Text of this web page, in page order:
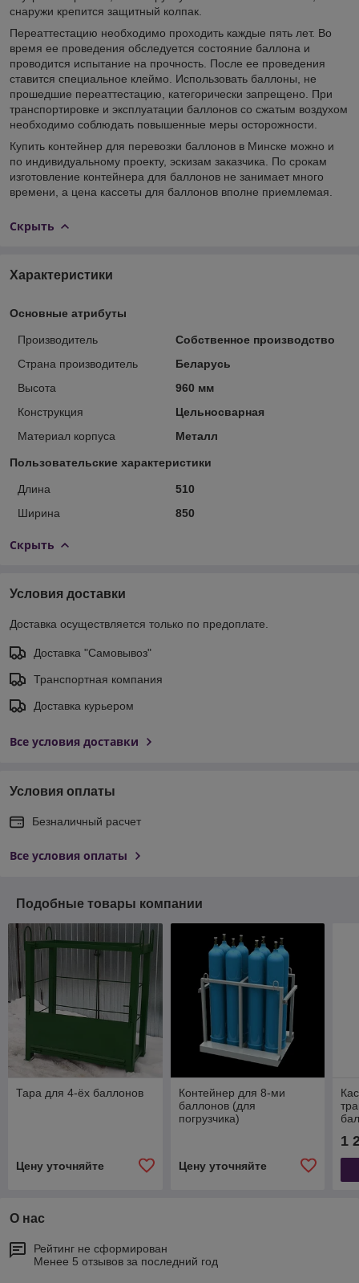
снаружи крепится защитный колпак.
Переаттестацию необходимо проходить каждые пять лет. Во
время ее проведения обследуется состояние баллона и
проводится испытание на прочность. После ее проведения
ставится специальное клеймо. Использовать баллоны, не
прошедшие переаттестацию, категорически запрещено. При
транспортировке и эксплуатации баллонов со сжатым воздухом
необходимо соблюдать повышенные меры осторожности.
Купить контейнер для перевозки баллонов в Минске можно и
по индивидуальному проекту, эскизам заказчика. По срокам
изготовление контейнера для баллонов не занимает много
времени, а цена кассеты для баллонов вполне приемлемая.
Скрыть
Характеристики
Основные атрибуты
Производитель
Собственное производство
Страна производитель
Беларусь
Высота
960 мм
Конструкция
Цельносварная
Материал корпуса
Металл
Пользовательские характеристики
Длина
510
Ширина
850
Скрыть
Условия доставки
Доставка осуществляется только по предоплате.
Доставка "Самовывоз"
Транспортная компания
Доставка курьером
Все условия доставки
Условия оплаты
Безналичный расчет
Все условия оплаты
Подобные товары компании
Тара для 4-ёх баллонов
Цену уточняйте
Контейнер для 8-ми
баллонов (для
погрузчика)
Цену уточняйте
1
О нас
Рейтинг не сформирован
Менее 5 отзывов за последний год